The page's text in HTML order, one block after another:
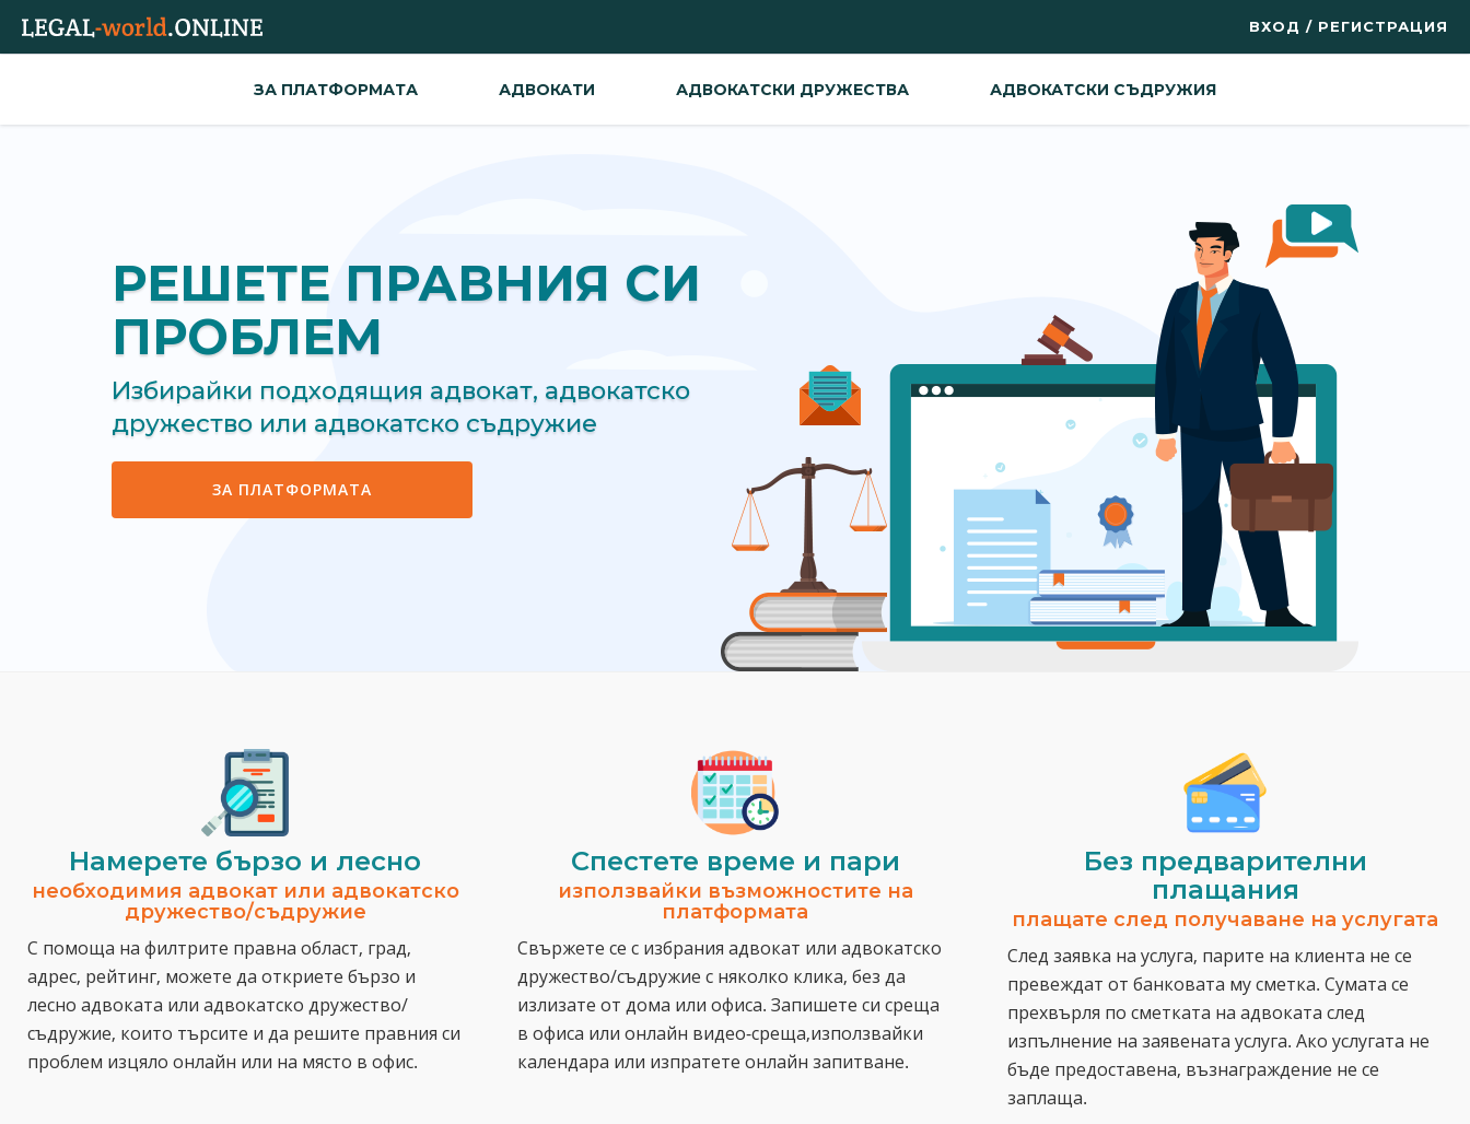
ВХОД / РЕГИСТРАЦИЯ
ЗА ПЛАТФОРМАТА АДВОКАТИ АДВОКАТСКИ ДРУЖЕСТВА АДВОКАТСКИ СЪДРУЖИЯ
РЕШЕТЕ ПРАВНИЯ СИ
ПРОБЛЕМ
Избирайки подходящия адвокат, адвокатско
дружество или адвокатско съдружие
ЗА ПЛАТФОРМАТА
Намерете бързо и лесно
необходимия адвокат или адвокатско
дружество/съдружие
С помоща на филтрите правна област, град,
адрес, рейтинг, можете да откриете бързо и
лесно адвоката или адвокатско дружество/
съдружие, които търсите и да решите правния си
проблем изцяло онлайн или на място в офис.
Спестeте време и пари
използвайки възможностите на
платформата
Свържете се с избрания адвокат или адвокатско
дружество/съдружие с няколко клика, без да
излизате от дома или офиса. Запишете си среща
в офиса или онлайн видео-среща,използвайки
календара или изпратете онлайн запитване.
Без предварителни
плащания
плащате след получаване на услугата
След заявка на услуга, парите на клиента не се
превеждат от банковата му сметка. Сумата се
прехвърля по сметката на адвоката след
изпълнение на заявената услуга. Ако услугата не
бъде предоставена, възнаграждение не се
заплаща.